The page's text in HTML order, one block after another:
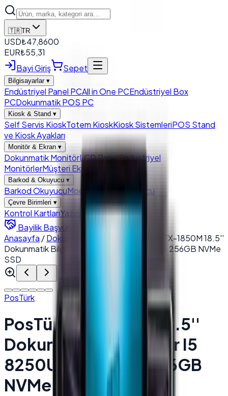
🇹🇷TR
USD₺47,8600
EUR₺55,31
Bayi Giriş
Sepet
Bilgisayarlar ▾
Endüstriyel Panel PCAll in One PCEndüstriyel Box
PCDokunmatik POS PC
Kiosk & Stand ▾
Self Servis KioskTotem KioskKiosk SistemleriPOS Stand
ve Kiosk Ayakları
Monitör & Ekran ▾
Dokunmatik MonitörLCD PanelEndustriyel
MonitörlerMüşteri Ekranları
Barkod & Okuyucu ▾
Barkod OkuyucuModül Barkod Okuyucu
Çevre Birimleri ▾
Kontrol KartlarıYazıcı
Para Çekmecesi
Bayilik Başvurusu
Anasayfa /Dokunmatik POS PC
PosTürk TX-1850M 18.5''
Dokunmatik Bilgisayar I5 8250U 8GB DDR4 256GB NVMe
SSD
PosTürk
PosTürk TX-1850M 18.5''
Dokunmatik Bilgisayar I5
8250U 8GB DDR4 256GB
NVMe SSD